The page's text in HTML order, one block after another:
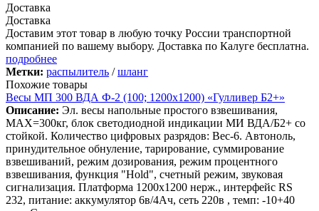
Доставка
Доставка
Доставим этот товар в любую точку России транспортной
компанией по вашему выбору. Доставка по Калуге бесплатна.
подробнее
Метки: распылитель /шланг
Похожие товары
Весы МП 300 ВДА Ф-2 (100; 1200х1200) «Гулливер Б2+»
Описание: Эл. весы напольные простого взвешивания,
МАХ=300кг, блок светодиодной индикации МИ ВДА/Б2+ со
стойкой. Количество цифровых разрядов: Вес-6. Автоноль,
принудительное обнуление, тарирование, суммирование
взвешиваний, режим дозирования, режим процентного
взвешивания, функция "Hold", счетный режим, звуковая
сигнализация. Платформа 1200х1200 нерж., интерфейс RS
232, питание: аккумулятор 6в/4Ач, сеть 220в , темп: -10+40